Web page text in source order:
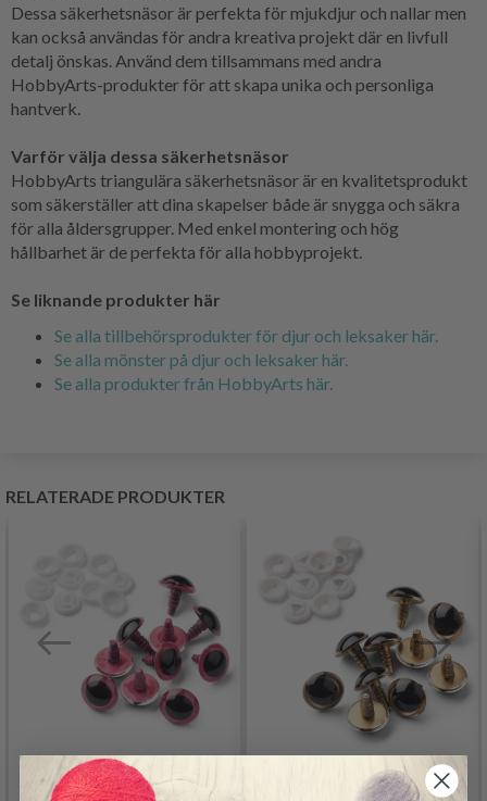
Dessa säkerhetsnäsor är perfekta för mjukdjur och nallar men
kan också användas för andra kreativa projekt där en livfull
detalj önskas. Använd dem tillsammans med andra
HobbyArts-produkter för att skapa unika och personliga
hantverk.
Varför välja dessa säkerhetsnäsor
HobbyArts triangulära säkerhetsnäsor är en kvalitetsprodukt
som säkerställer att dina skapelser både är snygga och säkra
för alla åldersgrupper. Med enkel montering och hög
hållbarhet är de perfekta för alla hobbyprojekt.
Se liknande produkter här
Se alla tillbehörsprodukter för djur och leksaker här.
Se alla mönster på djur och leksaker här.
Se alla produkter från HobbyArts här.
RELATERADE PRODUKTER
HOBBYARTS HOBBYARTS